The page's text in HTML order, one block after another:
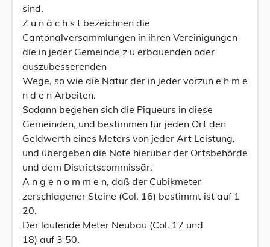
sind.
Z u n ä c h s t bezeichnen die
Cantonalversammlungen in ihren Vereinigungen
die in jeder Gemeinde z u erbauenden oder
auszubesserenden
Wege, so wie die Natur der in jeder vorzun e h m e
n d e n Arbeiten.
Sodann begehen sich die Piqueurs in diese
Gemeinden, und bestimmen für jeden Ort den
Geldwerth eines Meters von jeder Art Leistung,
und übergeben die Note hierüber der Ortsbehörde
und dem Districtscommissär.
A n g e n o m m e n, daß der Cubikmeter
zerschlagener Steine (Col. 16) bestimmt ist auf 1
20.
Der laufende Meter Neubau (Col. 17 und
18) auf 3 50.